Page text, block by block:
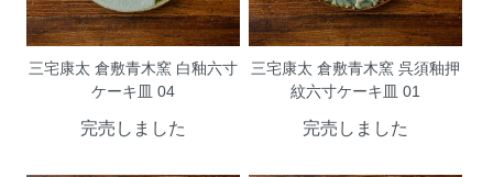
三宅康太 倉敷青木窯 白釉六寸
ケーキ皿 04
完売しました
三宅康太 倉敷青木窯 呉須釉押
紋六寸ケーキ皿 01
完売しました